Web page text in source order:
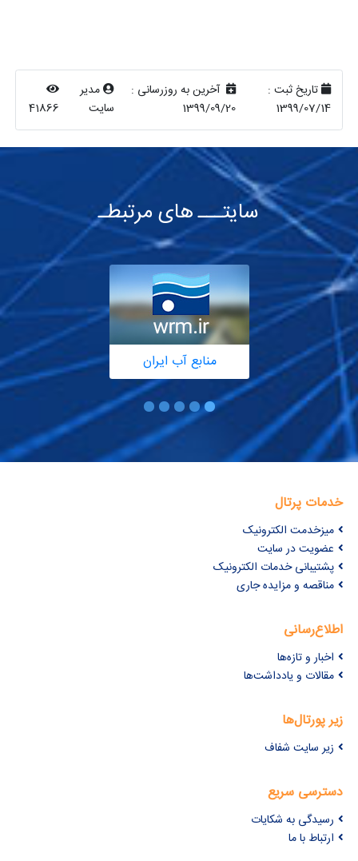
تاریخ ثبت :
1399/07/14
آخرین به روزرسانی :
1399/09/20
مدیر
سایت
41866
سایتـــ های مرتبطـ
منابع آب ایران
خدمات پرتال
میزخدمت الکترونیک
عضویت در سایت
پشتیبانی خدمات الکترونیک
مناقصه و مزایده جاری
اطلاع‌رسانی
اخبار و تازه‌ها
مقالات و یادداشت‌ها
زیر پورتال‌ها
زیر سایت شفاف
دسترسی سریع
رسیدگی به شکایات
ارتباط با ما